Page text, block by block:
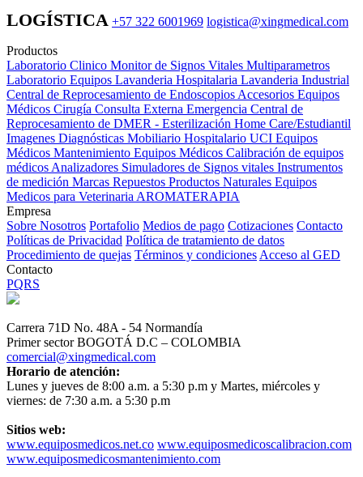
LOGÍSTICA +57 322 6001969 logistica@xingmedical.com
Productos
Laboratorio Clinico Monitor de Signos Vitales Multiparametros
Laboratorio Equipos Lavanderia Hospitalaria Lavanderia Industrial
Central de Reprocesamiento de Endoscopios Accesorios Equipos
Médicos Cirugía Consulta Externa Emergencia Central de
Reprocesamiento de DMER - Esterilización Home Care/Estudiantil
Imagenes Diagnósticas Mobiliario Hospitalario UCI Equipos
Médicos Mantenimiento Equipos Médicos Calibración de equipos
médicos Analizadores Simuladores de Signos vitales Instrumentos
de medición Marcas Repuestos Productos Naturales Equipos
Medicos para Veterinaria AROMATERAPIA
Empresa
Sobre Nosotros Portafolio Medios de pago Cotizaciones Contacto
Políticas de Privacidad Política de tratamiento de datos
Procedimiento de quejas Términos y condiciones Acceso al GED
Contacto
PQRS
Carrera 71D No. 48A - 54 Normandía
Primer sector BOGOTÁ D.C – COLOMBIA
comercial@xingmedical.com
Horario de atención:
Lunes y jueves de 8:00 a.m. a 5:30 p.m y Martes, miércoles y
viernes: de 7:30 a.m. a 5:30 p.m
Sitios web:
www.equiposmedicos.net.co www.equiposmedicoscalibracion.com
www.equiposmedicosmantenimiento.com